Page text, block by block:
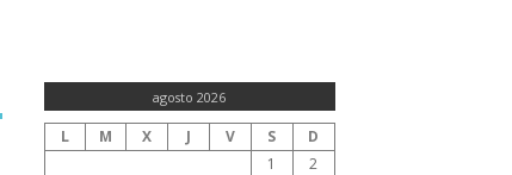
agosto 2026
L M X J V S
D
1
2